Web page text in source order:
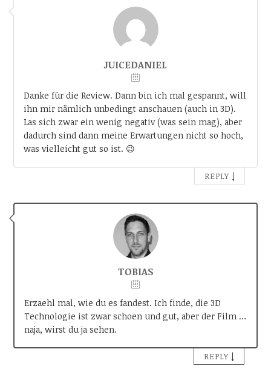
JUICEDANIEL
Danke für die Review. Dann bin ich mal gespannt, will
ihn mir nämlich unbedingt anschauen (auch in 3D).
Las sich zwar ein wenig negativ (was sein mag), aber
dadurch sind dann meine Erwartungen nicht so hoch,
was vielleicht gut so ist. 😉
REPLY ↓
TOBIAS
Erzaehl mal, wie du es fandest. Ich finde, die 3D
Technologie ist zwar schoen und gut, aber der Film …
naja, wirst du ja sehen.
REPLY ↓